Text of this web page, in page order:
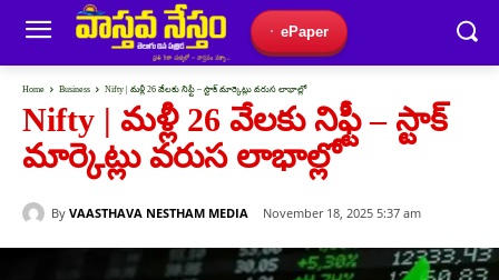
ePaper
Home Business Nifty | మళ్లీ 26 వేలకు నిఫ్టీ – స్టాక్ మార్కెట్లు వరుస లాభాల్లో
Nifty | మళ్లీ 26 వేలకు నిఫ్టీ – స్టాక్
మార్కెట్లు వరుస లాభాల్లో
By VAASTHAVA NESTHAM MEDIA November 18, 2025 5:37 am